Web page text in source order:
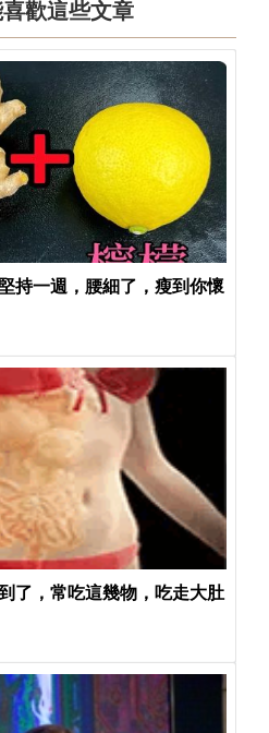
歡這些文章
持一週，腰細了，瘦到你懷
了，常吃這幾物，吃走大肚